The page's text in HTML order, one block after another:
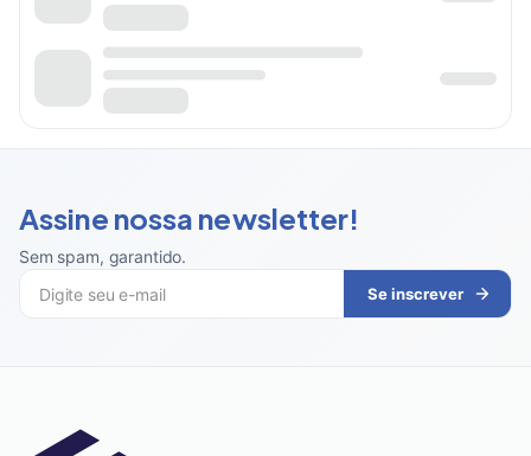
Assine nossa newsletter!
Sem spam, garantido.
Se inscrever